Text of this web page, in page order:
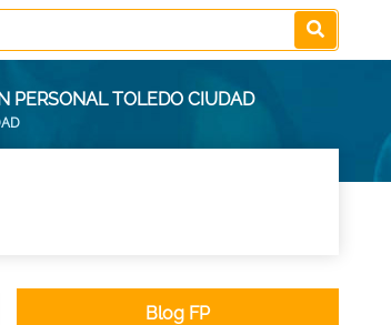
PERSONAL TOLEDO CIUDAD
Blog FP